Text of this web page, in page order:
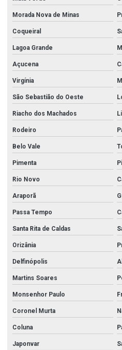
Morada Nova de Minas
Coqueiral
Lagoa Grande
Açucena
Virgínia
São Sebastião do Oeste
Riacho dos Machados
Rodeiro
Belo Vale
Pimenta
Rio Novo
Araporã
Passa Tempo
Santa Rita de Caldas
Orizânia
Delfinópolis
Martins Soares
Monsenhor Paulo
Coronel Murta
Coluna
Japonvar